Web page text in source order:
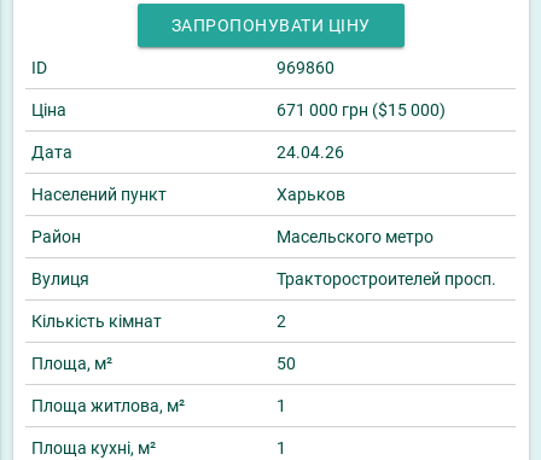
ЗАПРОПОНУВАТИ ЦІНУ
ID 969860
Ціна 671 000 грн ($15 000)
Дата 24.04.26
Населений пункт Харьков
Район Масельского метро
Вулиця Тракторостроителей просп.
Кількість кімнат 2
Площа, м² 50
Площа житлова, м² 1
Площа кухні, м² 1